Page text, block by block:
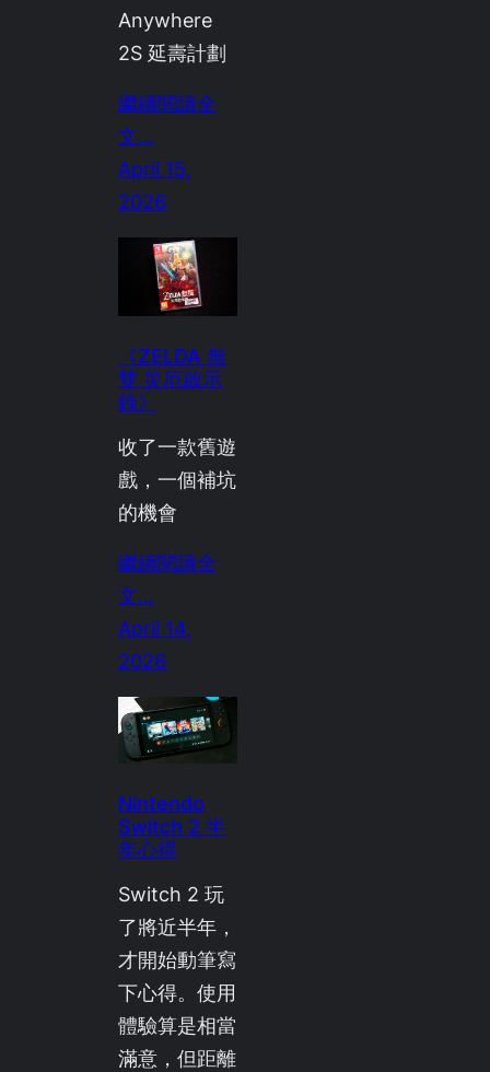
Anywhere
2S 延壽計劃
繼續閱讀全
文…
April 15,
2026
《ZELDA 無
雙 災厄啟示
錄》
收了一款舊遊
戲，一個補坑
的機會
繼續閱讀全
文…
April 14,
2026
Nintendo
Switch 2 半
年心得
Switch 2 玩
了將近半年，
才開始動筆寫
下心得。使用
體驗算是相當
滿意，但距離